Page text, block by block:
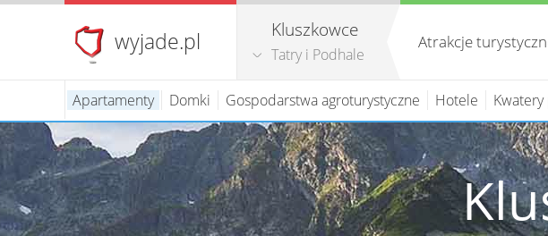
wyjade.pl Kluszkowce
Tatry i Podhale
Atrakcje
Apartamenty Domki Gospodarstwa agroturystyczne Hotele